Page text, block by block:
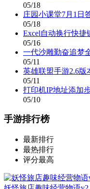
05/18
庄园小课堂7月1日
05/18
Excel自动换行快捷
05/16
一代沙雕勤奋追梦
05/11
英雄联盟手游2.6版
05/11
打印机IP地址添加
05/10
手游排行榜
最新排行
最热排行
评分最高